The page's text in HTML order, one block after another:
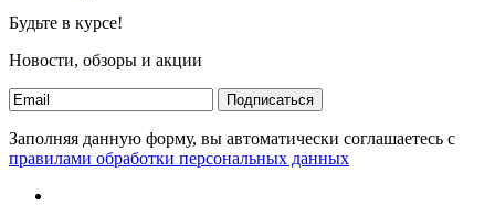
Будьте в курсе!
Новости, обзоры и акции
Подписаться
Заполняя данную форму, вы автоматически соглашаетесь с
правилами обработки персональных данных